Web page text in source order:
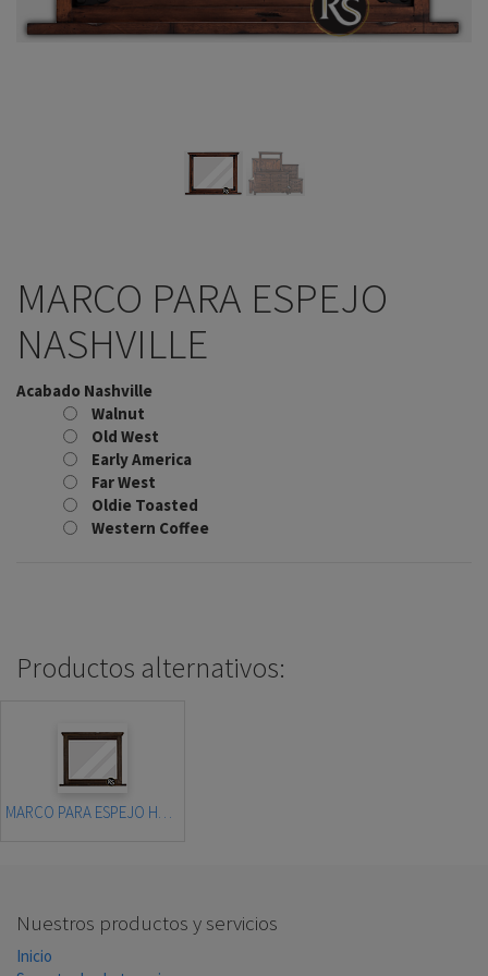
MARCO PARA ESPEJO
NASHVILLE
Acabado Nashville
Walnut
Old West
Early America
Far West
Oldie Toasted
Western Coffee
Productos alternativos:
MARCO PARA ESPEJO HUNTSVILLE
Nuestros productos y servicios
Inicio